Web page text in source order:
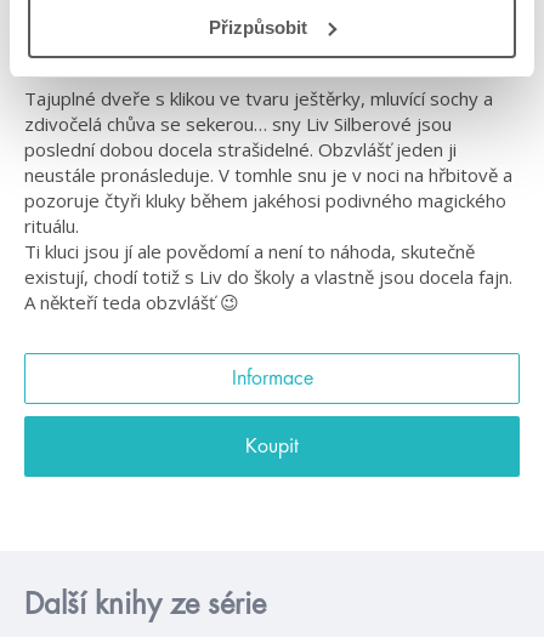
Přizpůsobit
Tajuplné dveře s klikou ve tvaru ještěrky, mluvící sochy a
zdivočelá chůva se sekerou… sny Liv Silberové jsou
poslední dobou docela strašidelné. Obzvlášť jeden ji
neustále pronásleduje. V tomhle snu je v noci na hřbitově a
pozoruje čtyři kluky během jakéhosi podivného magického
rituálu.
Ti kluci jsou jí ale povědomí a není to náhoda, skutečně
existují, chodí totiž s Liv do školy a vlastně jsou docela fajn.
A někteří teda obzvlášť 😉
Informace
Koupit
Další knihy ze série